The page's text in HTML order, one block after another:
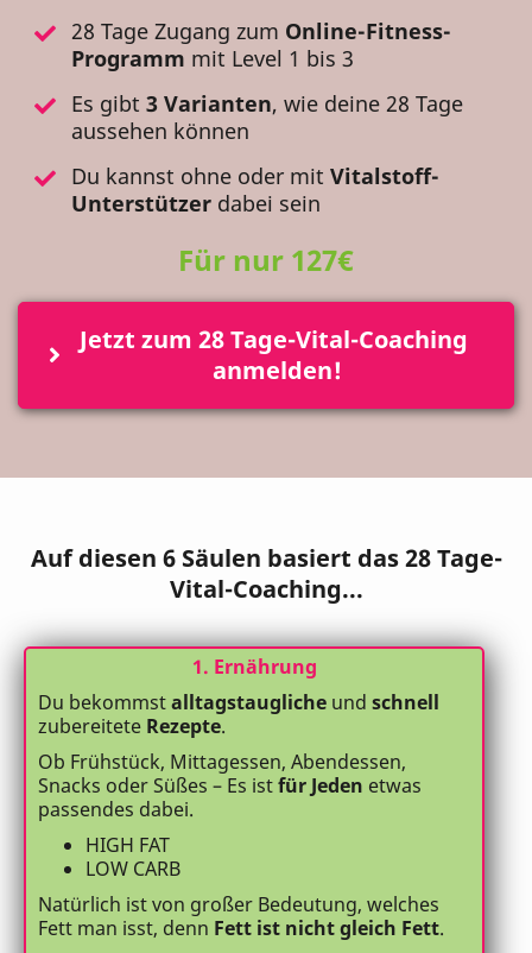
28 Tage Zugang zum Online-Fitness-
Programm mit Level 1 bis 3
Es gibt 3 Varianten, wie deine 28 Tage
aussehen können
Du kannst ohne oder mit Vitalstoff-
Unterstützer dabei sein
Für nur 127€
Jetzt zum 28 Tage-Vital-Coaching
anmelden!
Auf diesen 6 Säulen basiert das 28 Tage-
Vital-Coaching...
1. Ernährung
Du bekommstalltagstaugliche und schnell
zubereitete Rezepte.
Ob Frühstück, Mittagessen, Abendessen,
Snacks oder Süßes – Es istfür Jeden etwas
passendes dabei.
HIGH FAT
LOW CARB
Natürlich ist von großer Bedeutung, welches
Fett man isst, denn Fett ist nicht gleich Fett.